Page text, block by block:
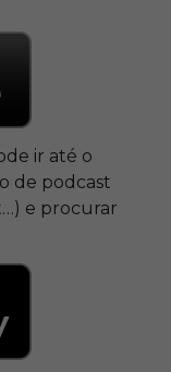
ir até o
de podcast
e procurar